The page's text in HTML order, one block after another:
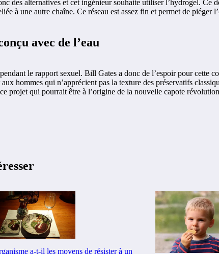
des alternatives et cet ingénieur souhaite utiliser l’hydrogel. Ce
à une autre chaîne. Ce réseau est assez fin et permet de
avec de l’eau
le rapport sexuel. Bill Gates a donc de l’espoir pour cette
hommes qui n’apprécient pas la texture des préservatifs
projet qui pourrait être à l’origine de la nouvelle capote
a-t-il les moyens de résister à un